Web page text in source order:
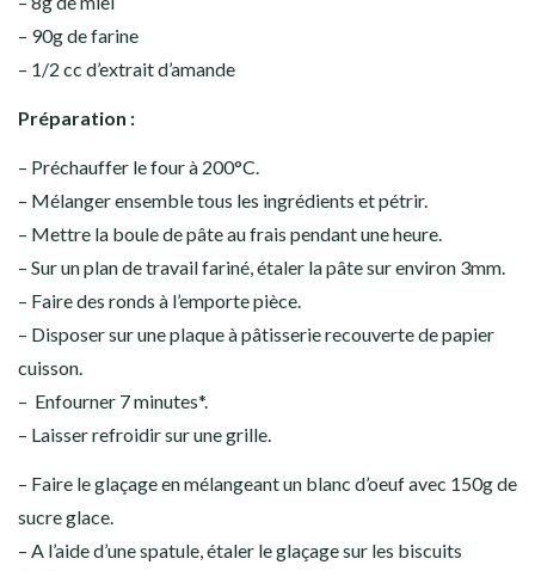
– 90g de farine
– 1/2 cc d’extrait d’amande
Préparation :
– Préchauffer le four à 200°C.
– Mélanger ensemble tous les ingrédients et pétrir.
– Mettre la boule de pâte au frais pendant une heure.
– Sur un plan de travail fariné, étaler la pâte sur environ 3mm.
– Faire des ronds à l’emporte pièce.
– Disposer sur une plaque à pâtisserie recouverte de papier
cuisson.
– Enfourner 7 minutes*.
– Laisser refroidir sur une grille.
– Faire le glaçage en mélangeant un blanc d’oeuf avec 150g de
sucre glace.
– A l’aide d’une spatule, étaler le glaçage sur les biscuits